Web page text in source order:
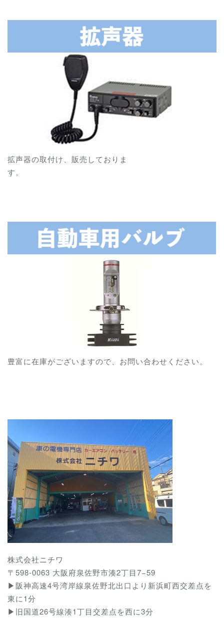
拡声器の取付け、販売しておりま
す。
豊富に在庫がございますので、お問い合わせください。
株式会社ニチワ
〒598-0063 大阪府泉佐野市湊2丁目7−59
▶阪神高速4号湾岸線泉佐野北出口より新浜町西交差点を
東に1分
▶旧国道26号線湊1丁目交差点を西に3分